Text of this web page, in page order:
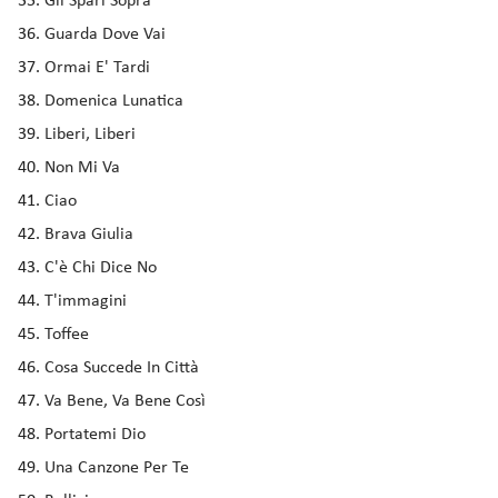
Guarda Dove Vai
Ormai E' Tardi
Domenica Lunatica
Liberi, Liberi
Non Mi Va
Ciao
Brava Giulia
C'è Chi Dice No
T'immagini
Toffee
Cosa Succede In Città
Va Bene, Va Bene Così
Portatemi Dio
Una Canzone Per Te